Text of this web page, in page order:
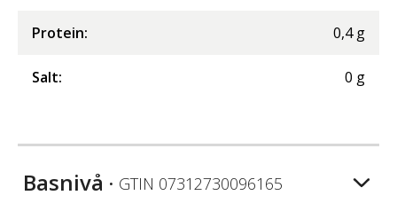
Protein: 0,4 g
Salt: 0 g
Basnivå • GTIN 07312730096165